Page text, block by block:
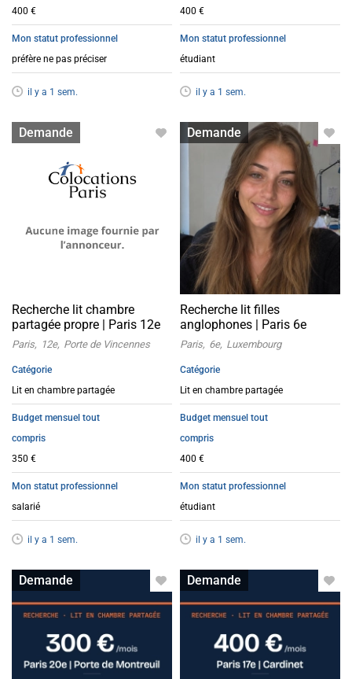
400 €
Mon statut professionnel
préfère ne pas préciser
il y a 1 sem.
400 €
Mon statut professionnel
étudiant
il y a 1 sem.
Demande
Lit en colocation
Recherche lit chambre
partagée propre | Paris 12e
Paris 12e Porte de Vincennes
Catégorie
Lit en chambre partagée
Budget mensuel tout
compris
350 €
Mon statut professionnel
salarié
il y a 1 sem.
Demande
Lit en colocation
Recherche lit filles
anglophones | Paris 6e
Paris 6e Luxembourg
Catégorie
Lit en chambre partagée
Budget mensuel tout
compris
400 €
Mon statut professionnel
étudiant
il y a 1 sem.
Demande
Lit en colocation Demande
Lit en colocation